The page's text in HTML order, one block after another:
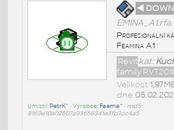
◄
EMINA_A1.rfa
Profesionální
Feamina A1
kat:
Revit
family
Velikost
dne
Umístil: PetrK^ • Výrobce: Faema^ • md5:
8169e10a02607a93658341e3fb3cc4a5